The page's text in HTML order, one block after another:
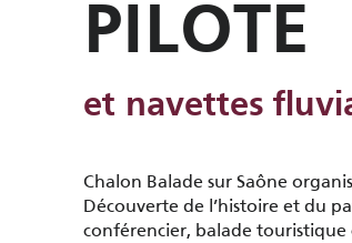
PILOTE
et navettes
Chalon Balade sur Saône
Découverte de l’histoire et du
conférencier, balade